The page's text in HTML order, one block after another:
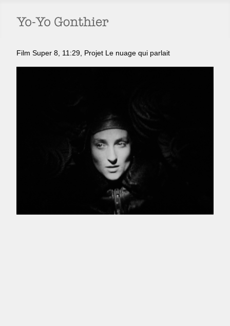
Film Super 8, 11:29, Projet Le nuage qui parlait